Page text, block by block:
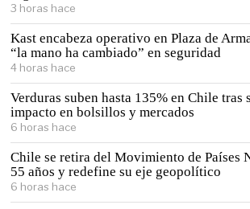
3 horas hace
Kast encabeza operativo en Plaza de
“la mano ha cambiado” en seguridad
4 horas hace
Verduras suben hasta 135% en Chile tras
impacto en bolsillos y mercados
6 horas hace
Chile se retira del Movimiento de Países
55 años y redefine su eje geopolítico
6 horas hace